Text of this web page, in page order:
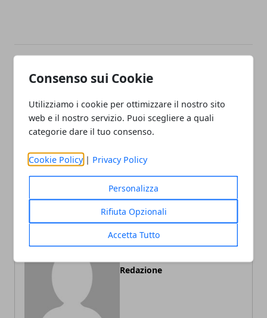
Consenso sui Cookie
Utilizziamo i cookie per ottimizzare il nostro sito
web e il nostro servizio. Puoi scegliere a quali
categorie dare il tuo consenso.
Cookie Policy | Privacy Policy
Personalizza
Rifiuta Opzionali
Accetta Tutto
Whatsapp
Articolo Precedente
Comunicazione B2B: cos'è
e quali strategie seguire
Affuso sta per uscire
Redazione